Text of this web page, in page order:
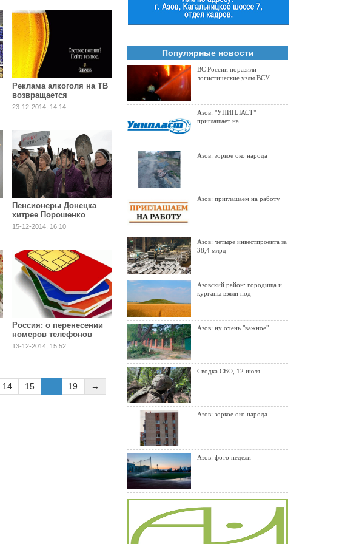
Реклама алкоголя на ТВ
возвращается
23-12-2014, 14:14
Пенсионеры Донецка
хитрее Порошенко
15-12-2014, 16:10
Россия: о перенесении
номеров телефонов
13-12-2014, 15:52
14 15 19 →
Популярные новости
ВС России поразили
логистические узлы ВСУ
Азов: "УНИПЛАСТ"
приглашает на
Азов: зоркое око народа
Азов: приглашаем на работу
Азов: четыре инвестпроекта за
38,4 млрд
Азовский район: городища и
курганы взяли под
Азов: ну очень "важное"
Сводка СВО, 12 июля
Азов: зоркое око народа
Азов: фото недели